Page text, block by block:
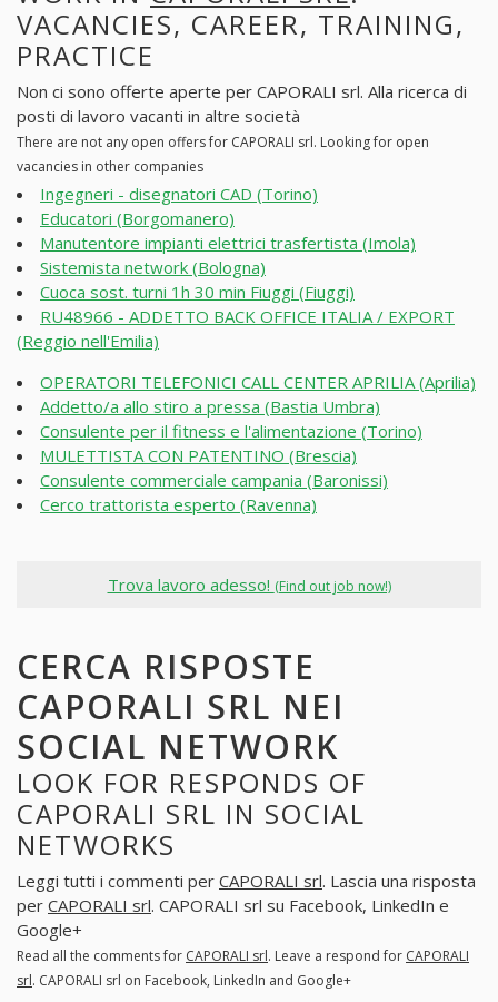
VACANCIES, CAREER, TRAINING,
PRACTICE
Non ci sono offerte aperte per CAPORALI srl. Alla ricerca di
posti di lavoro vacanti in altre società
There are not any open offers for CAPORALI srl. Looking for open
vacancies in other companies
Ingegneri - disegnatori CAD (Torino)
Educatori (Borgomanero)
Manutentore impianti elettrici trasfertista (Imola)
Sistemista network (Bologna)
Cuoca sost. turni 1h 30 min Fiuggi (Fiuggi)
RU48966 - ADDETTO BACK OFFICE ITALIA / EXPORT
(Reggio nell'Emilia)
OPERATORI TELEFONICI CALL CENTER APRILIA (Aprilia)
Addetto/a allo stiro a pressa (Bastia Umbra)
Consulente per il fitness e l'alimentazione (Torino)
MULETTISTA CON PATENTINO (Brescia)
Consulente commerciale campania (Baronissi)
Cerco trattorista esperto (Ravenna)
Trova lavoro adesso! (Find out job now!)
CERCA RISPOSTE
CAPORALI SRL NEI
SOCIAL NETWORK
LOOK FOR RESPONDS OF
CAPORALI SRL IN SOCIAL
NETWORKS
Leggi tutti i commenti per CAPORALI srl. Lascia una risposta
per CAPORALI srl. CAPORALI srl su Facebook, LinkedIn e
Google+
Read all the comments for CAPORALI srl. Leave a respond for CAPORALI
srl. CAPORALI srl on Facebook, LinkedIn and Google+